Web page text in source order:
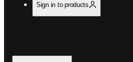
Sign in to products